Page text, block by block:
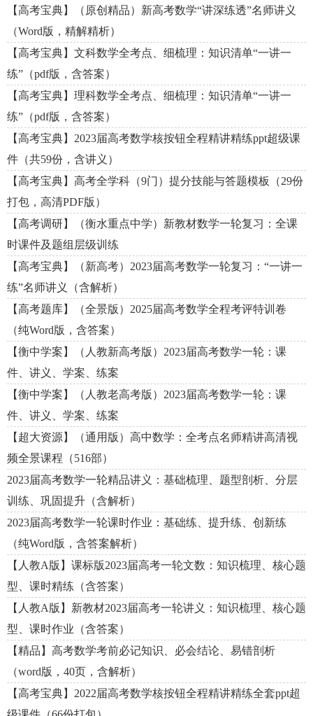
【高考宝典】（原创精品）新高考数学“讲深练透”名师讲义
（Word版，精解精析）
【高考宝典】文科数学全考点、细梳理：知识清单“一讲一
练”（pdf版，含答案）
【高考宝典】理科数学全考点、细梳理：知识清单“一讲一
练”（pdf版，含答案）
【高考宝典】2023届高考数学核按钮全程精讲精练ppt超级课
件（共59份，含讲义）
【高考宝典】高考全学科（9门）提分技能与答题模板（29份
打包，高清PDF版）
【高考调研】（衡水重点中学）新教材数学一轮复习：全课
时课件及题组层级训练
【高考宝典】（新高考）2023届高考数学一轮复习：“一讲一
练”名师讲义（含解析）
【高考题库】（全景版）2025届高考数学全程考评特训卷
（纯Word版，含答案）
【衡中学案】（人教新高考版）2023届高考数学一轮：课
件、讲义、学案、练案
【衡中学案】（人教老高考版）2023届高考数学一轮：课
件、讲义、学案、练案
【超大资源】（通用版）高中数学：全考点名师精讲高清视
频全景课程（516部）
2023届高考数学一轮精品讲义：基础梳理、题型剖析、分层
训练、巩固提升（含解析）
2023届高考数学一轮课时作业：基础练、提升练、创新练
（纯Word版，含答案解析）
【人教A版】课标版2023届高考一轮文数：知识梳理、核心题
型、课时精练（含答案）
【人教A版】新教材2023届高考一轮讲义：知识梳理、核心题
型、课时作业（含答案）
【精品】高考数学考前必记知识、必会结论、易错剖析
（word版，40页，含解析）
【高考宝典】2022届高考数学核按钮全程精讲精练全套ppt超